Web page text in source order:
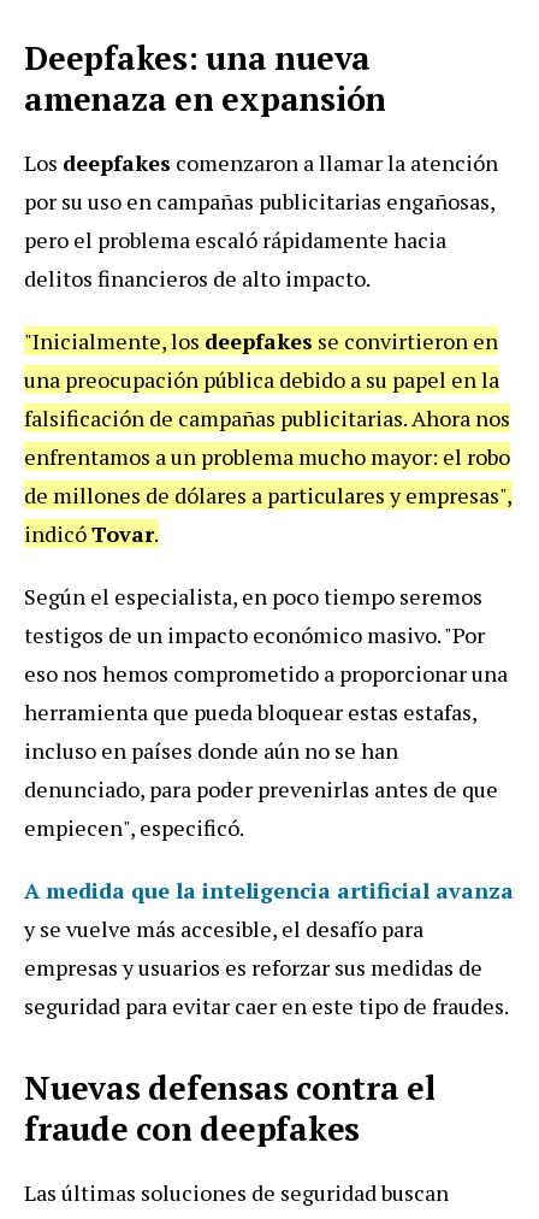
Deepfakes: una nueva
amenaza en expansión
Los deepfakes comenzaron a llamar la atención
por su uso en campañas publicitarias engañosas,
pero el problema escaló rápidamente hacia
delitos financieros de alto impacto.
"Inicialmente, los deepfakes se convirtieron en
una preocupación pública debido a su papel en la
falsificación de campañas publicitarias. Ahora nos
enfrentamos a un problema mucho mayor: el robo
de millones de dólares a particulares y empresas",
indicóTovar.
Según el especialista, en poco tiempo seremos
testigos de un impacto económico masivo. "Por
eso nos hemos comprometido a proporcionar una
herramienta que pueda bloquear estas estafas,
incluso en países donde aún no se han
denunciado, para poder prevenirlas antes de que
empiecen", especificó.
A medida que la inteligencia artificial avanza
y se vuelve más accesible, el desafío para
empresas y usuarios es reforzar sus medidas de
seguridad para evitar caer en este tipo de fraudes.
Nuevas defensas contra el
fraude con deepfakes
Las últimas soluciones de seguridad buscan